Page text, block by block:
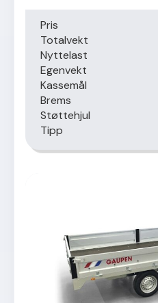
Pris
Totalvekt
Nyttelast
Egenvekt
Kassemål
Brems
Støttehjul
Tipp